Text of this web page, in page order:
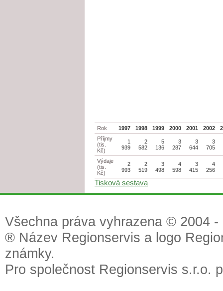
Rok 1997 1998 1999 2000 2001 2002
Příjmy
(tis.
Kč)
1
939
2
582
5
136
3
287
3
644
3
705
Výdaje
(tis.
Kč)
2
993
2
519
3
498
4
598
3
415
4
256
Tisková sestava
Všechna práva vyhrazena © 2004
® Název Regionservis a logo
známky.
Pro společnost Regionservis s.r.o.